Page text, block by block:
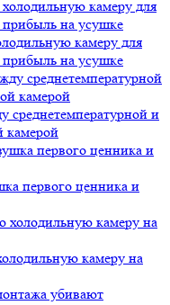
камеру для
прибыль на усушке
среднетемпературной и
камерой
первого ценника и
камеру на